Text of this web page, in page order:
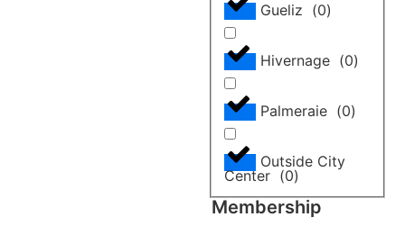
Gueliz (0)
Hivernage (0)
Palmeraie (0)
Outside City
Center (0)
Membership